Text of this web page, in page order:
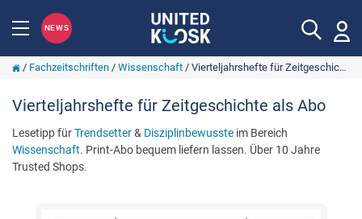
NEWS
/ Fachzeitschriften/ Wissenschaft/ Vierteljahrshefte für Zeitgeschichte
Vierteljahrshefte für Zeitgeschichte als Abo
Lesetipp fürTrendsetter& Disziplinbewusste im Bereich
Wissenschaft. Print-Abo bequem liefern lassen. Über 10 Jahre
Trusted Shops.